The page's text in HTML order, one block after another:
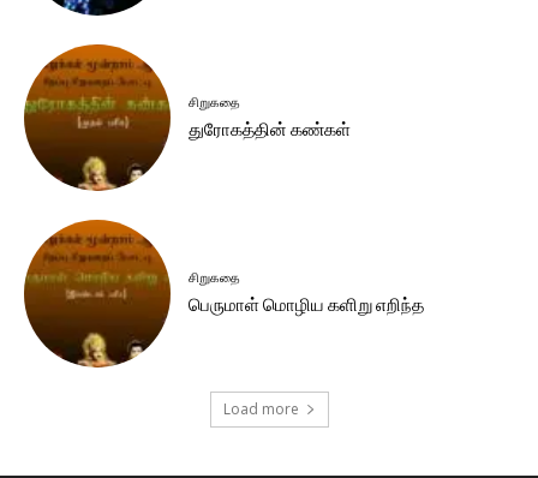
சிறுகதை
துரோகத்தின் கண்கள்
சிறுகதை
பெருமாள் மொழிய களிறு எறிந்த
Load more